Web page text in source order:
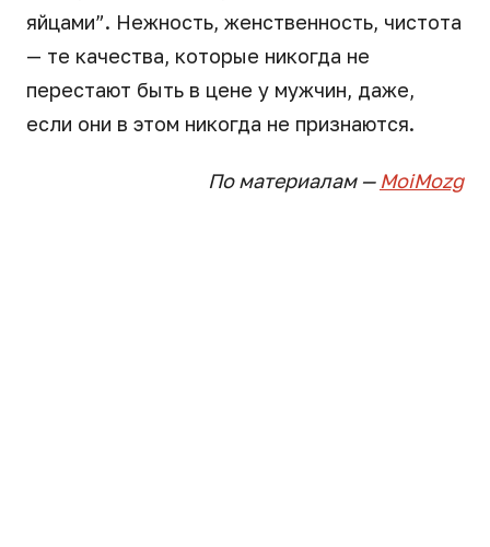
яйцами”. Нежность, женственность, чистота
— те качества, которые никогда не
перестают быть в цене у мужчин, даже,
если они в этом никогда не признаются.
По материалам — MoiMozg